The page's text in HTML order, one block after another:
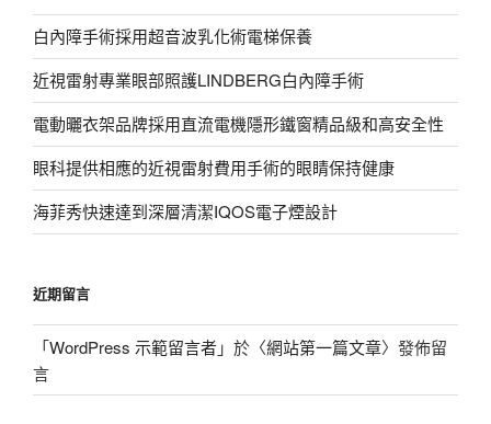
白內障手術採用超音波乳化術電梯保養
近視雷射專業眼部照護LINDBERG白內障手術
電動曬衣架品牌採用直流電機隱形鐵窗精品級和高安全性
眼科提供相應的近視雷射費用手術的眼睛保持健康
海菲秀快速達到深層清潔IQOS電子煙設計
近期留言
「WordPress 示範留言者」於〈網站第一篇文章〉發佈留
言